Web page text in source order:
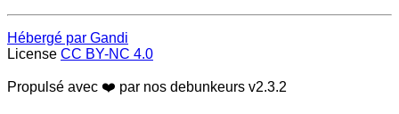
Hébergé par Gandi
License CC BY-NC 4.0
Propulsé avec ❤️ par nos debunkeurs v2.3.2